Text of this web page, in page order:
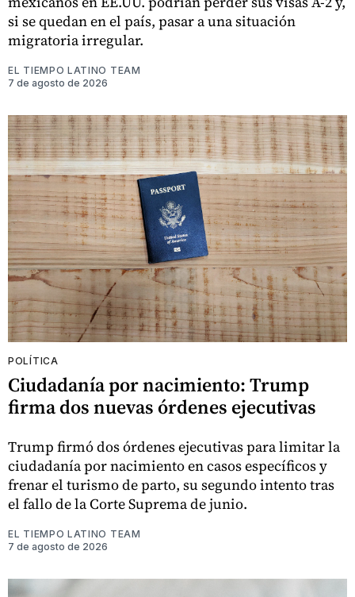
si se quedan en el país, pasar a una situación
migratoria irregular.
EL TIEMPO LATINO TEAM
7 de agosto de 2026
POLÍTICA
Ciudadanía por nacimiento: Trump
firma dos nuevas órdenes ejecutivas
Trump firmó dos órdenes ejecutivas para limitar la
ciudadanía por nacimiento en casos específicos y
frenar el turismo de parto, su segundo intento tras
el fallo de la Corte Suprema de junio.
EL TIEMPO LATINO TEAM
7 de agosto de 2026